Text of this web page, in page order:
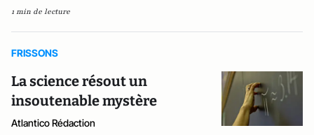
1 min de lecture
FRISSONS
La science résout un
insoutenable mystère
Atlantico Rédaction